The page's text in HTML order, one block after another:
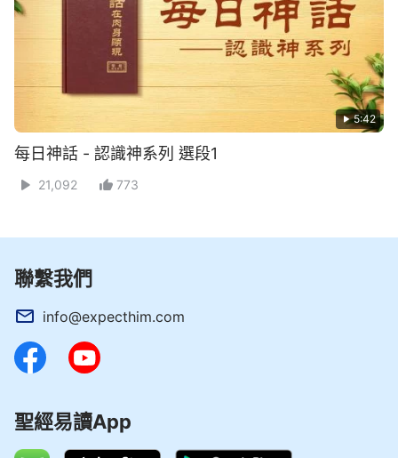
5:42
每日神話 - 認識神系列 選段1
21,092 773
聯繫我們
info@expecthim.com
聖經易讀App